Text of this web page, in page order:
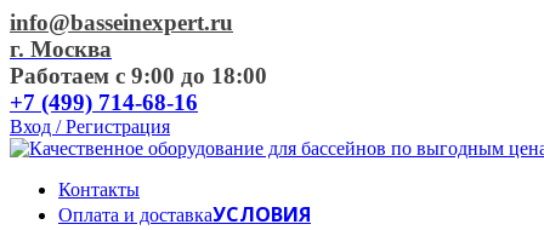
info@basseinexpert.ru
г. Москва
Работаем с 9:00 до 18:00
+7 (499) 714-68-16
Вход / Регистрация
Контакты
Оплата и доставкаУСЛОВИЯ